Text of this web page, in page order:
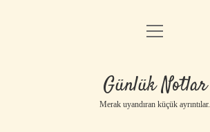
Anasayfa
Yasal Uyarı
menüyü
Günlük Notlar
Merak uyandıran küçük ayrıntılar.